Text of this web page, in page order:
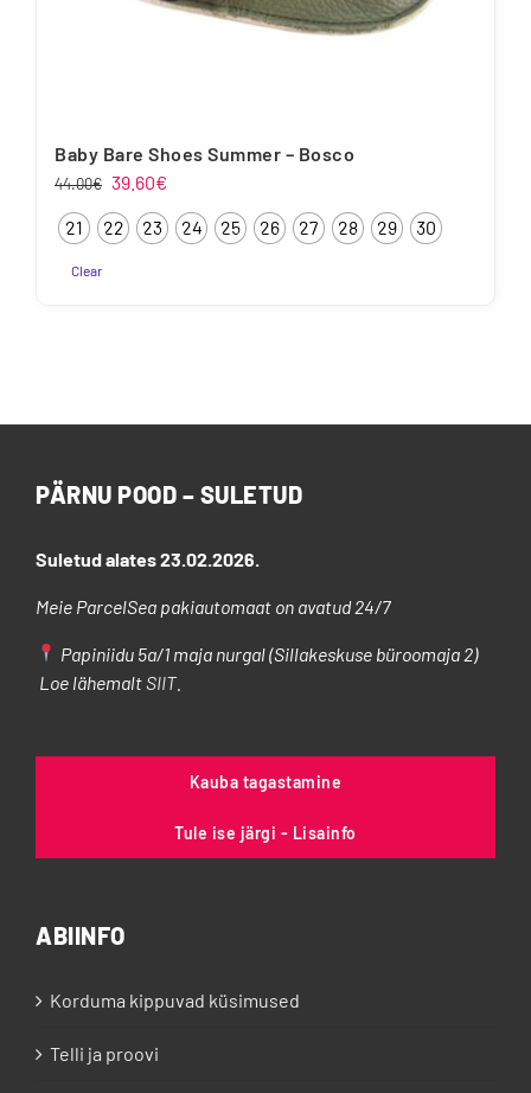
Baby Bare Shoes Summer – Bosco
44.00€ Algne
hind
oli:
39.60€
hind
on:
21 22 23 24 25 26 27 28 29 30
Clear
PÄRNU POOD – SULETUD
Suletud alates 23.02.2026.
Meie ParcelSea pakiautomaat on avatud 24/7
Papiniidu 5a/1 maja nurgal (Sillakeskuse büroomaja 2)
Loe lähemaltSIIT.
Kauba tagastamine
Tule ise järgi - Lisainfo
ABIINFO
Korduma kippuvad küsimused
Telli ja proovi